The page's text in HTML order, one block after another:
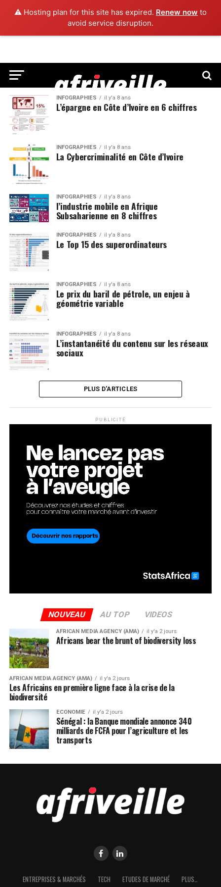
⚠️ Hosting plan for this site has expired. Renew now to
avoid service disruption.
INFOGRAPHIES il y'a 8 ans
L’épargne en Côte d’Ivoire en 6 chiffres
INFOGRAPHIES il y'a 8 ans
La Cybercriminalité en Côte d’Ivoire
INFOGRAPHIES il y'a 8 ans
l’industrie mobile en Afrique
Subsaharienne en 8 chiffres
INFOGRAPHIES il y'a 8 ans
Le Top 15 des superordinateurs
INFOGRAPHIES il y'a 8 ans
Le prix du baril de pétrole, un enjeu à
géométrie variable
INFOGRAPHIES il y'a 8 ans
L’instantanéité du contenu sur les réseaux
sociaux
PLUS D'ARTICLES
PUBLICITÉ
NOUVEAU AU TOP VIDEOS
AFRICAN MEDIA AGENCY (AMA) il y'a 2 jours
Africans bear the brunt of biodiversity loss
AFRICAN MEDIA AGENCY (AMA) il y'a 2 jours
Les Africains en première ligne face à la crise de la
biodiversité
ECONOMIE il y'a 2 jours
Sénégal : la Banque mondiale annonce 340
milliards de FCFA pour l’agriculture et les
transports
ENTREPRISES & MARCHÉS TECH ETUDES DE MARCHÉ PLUS…